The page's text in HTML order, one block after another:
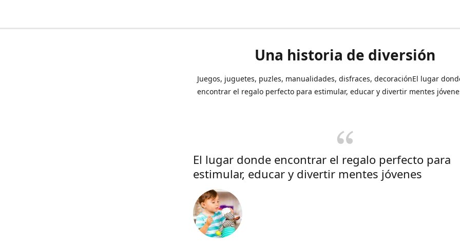
Una historia de diversión
Juegos, juguetes, puzles, manualidades, disfraces, decoraciónEl lugar
encontrar el regalo perfecto para estimular, educar y divertir mentes
El lugar donde encontrar el regalo perfecto para
estimular, educar y divertir mentes jóvenes